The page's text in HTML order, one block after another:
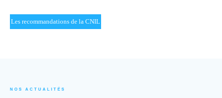
Les recommandations de la CNIL
NOS ACTUALITÉS